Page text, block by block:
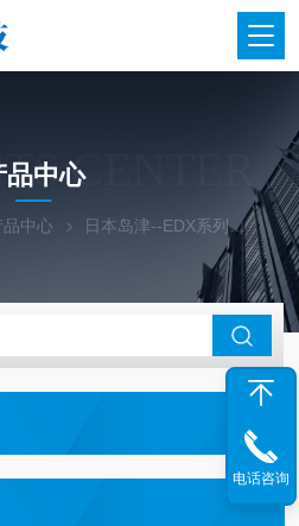
CENTER
品中心
品中心 日本岛津--EDX系列
电话咨询